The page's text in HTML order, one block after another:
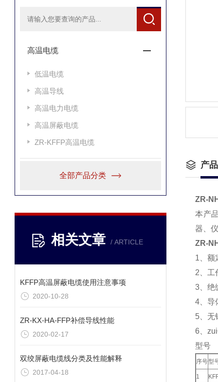
高温电缆
低温电缆
高温导线
高温电力电缆
高温屏蔽电缆
ZR-KFFP高温电缆
全部产品分类
相关文章 / ARTICLE
KFFP高温屏蔽电缆使用注意事项
2020-10-28
ZR-KX-HA-FFP补偿导线性能
2020-02-17
双绞屏蔽电缆线分类及性能解释
2017-04-18
产
ZR-
本产
器、
ZR-
1、额
2、工
3、绝
4、导
5、无
6、
型号
序号型
1